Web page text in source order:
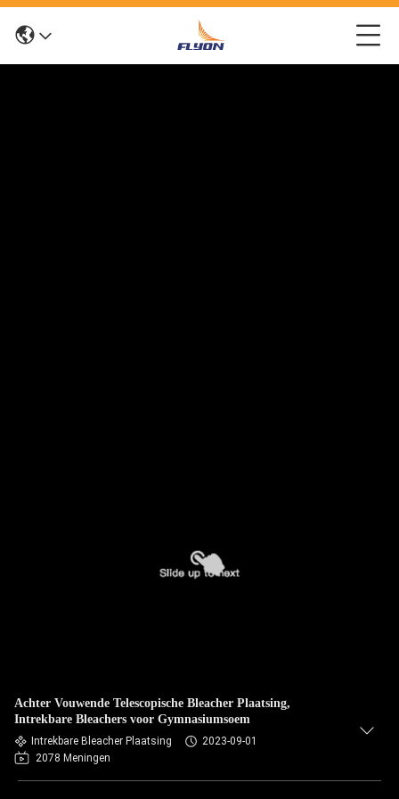
Achter Vouwende Telescopische Bleacher Plaatsing,
Intrekbare Bleachers voor Gymnasiumsoem
Intrekbare Bleacher Plaatsing
2023-09-01
2078 Meningen